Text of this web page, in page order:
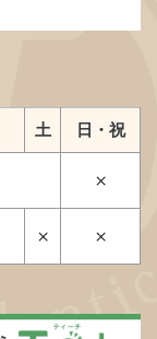
土 日・祝
×
× ×